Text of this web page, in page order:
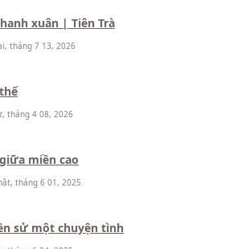
xuân | Tiên Trà
tháng 7 13, 2026
tháng 4 08, 2026
miền cao
tháng 6 01, 2025
sử một chuyện tình